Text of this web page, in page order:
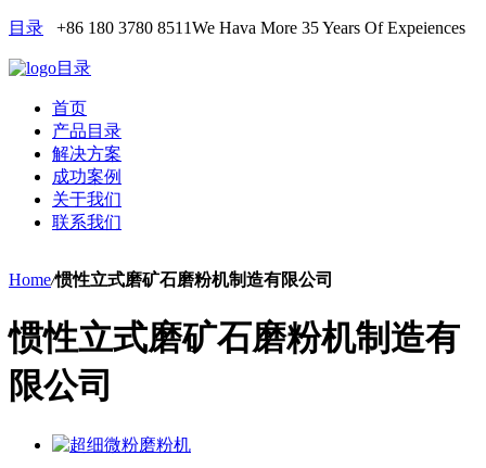
目录 +86 180 3780 8511We Hava More 35 Years Of Expeiences
目录
首页
产品目录
解决方案
成功案例
关于我们
联系我们
Home/惯性立式磨矿石磨粉机制造有限公司
惯性立式磨矿石磨粉机制造有
限公司